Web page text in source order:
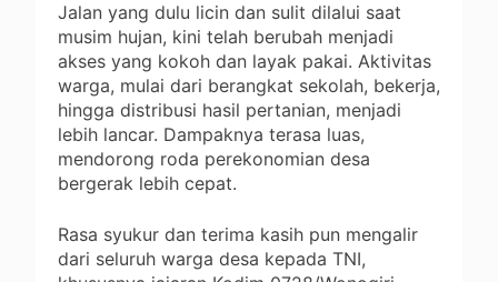
Jalan yang dulu licin dan sulit dilalui saat
musim hujan, kini telah berubah menjadi
akses yang kokoh dan layak pakai. Aktivitas
warga, mulai dari berangkat sekolah, bekerja,
hingga distribusi hasil pertanian, menjadi
lebih lancar. Dampaknya terasa luas,
mendorong roda perekonomian desa
bergerak lebih cepat.
‎Rasa syukur dan terima kasih pun mengalir
dari seluruh warga desa kepada TNI,